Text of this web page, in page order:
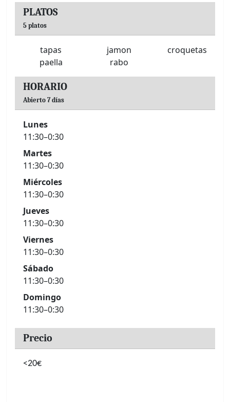
PLATOS
5 platos
tapas jamon
croquetas
paella
rabo
HORARIO
Abierto 7 días
Lunes
11:30–0:30
Martes
11:30–0:30
Miércoles
11:30–0:30
Jueves
11:30–0:30
Viernes
11:30–0:30
Sábado
11:30–0:30
Domingo
11:30–0:30
Precio
<20€